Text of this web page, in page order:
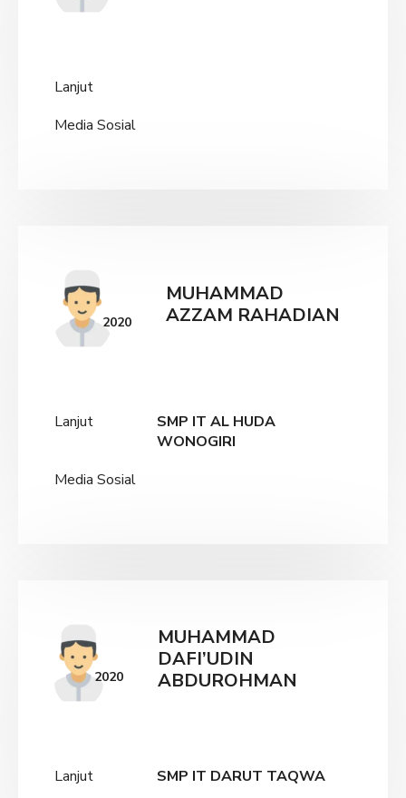
Lanjut
Media Sosial
2020
MUHAMMAD
AZZAM RAHADIAN
Lanjut
SMP IT AL HUDA
WONOGIRI
Media Sosial
2020
MUHAMMAD
DAFI’UDIN
ABDUROHMAN
Lanjut
SMP IT DARUT TAQWA